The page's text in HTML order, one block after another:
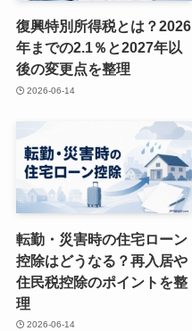
復興特別所得税とは？2026
年までの2.1％と2027年以
後の変更点を整理
2026-06-14
転勤・災害時の住宅ローン
控除はどうなる？再入居や
住民税控除のポイントを整
理
2026-06-14